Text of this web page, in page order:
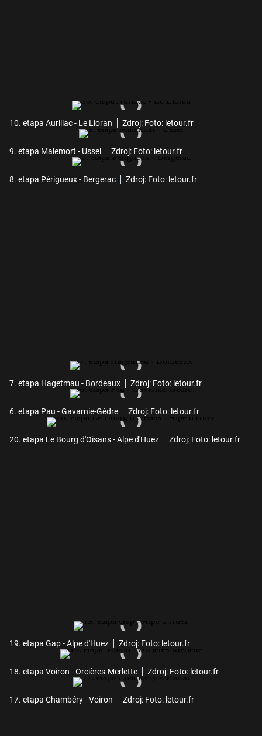
10. etapa Aurillac - Le Lioran Zdroj: Foto: letour.fr
9. etapa Malemort - Ussel Zdroj: Foto: letour.fr
8. etapa Périgueux - Bergerac Zdroj: Foto: letour.fr
7. etapa Hagetmau - Bordeaux Zdroj: Foto: letour.fr
6. etapa Pau - Gavarnie-Gèdre Zdroj: Foto: letour.fr
20. etapa Le Bourg d'Oisans - Alpe d'Huez Zdroj: Foto: letour.fr
19. etapa Gap - Alpe d'Huez Zdroj: Foto: letour.fr
18. etapa Voiron - Orcières-Merlette Zdroj: Foto: letour.fr
17. etapa Chambéry - Voiron Zdroj: Foto: letour.fr